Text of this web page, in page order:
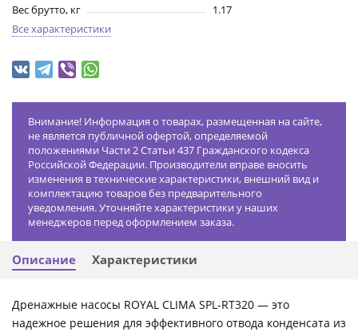
Вес брутто, кг
1.17
Все характеристики
Внимание! Информация о товарах, размещенная на сайте,
не является публичной офертой, определяемой
положениями Части 2 Статьи 437 Гражданского кодекса
Российской Федерации. Производители вправе вносить
изменения в технические характеристики, внешний вид и
комплектацию товаров без предварительного
уведомления. Уточняйте характеристики у наших
менеджеров перед оформлением заказа.
Описание Характеристики
Дренажные насосы ROYAL CLIMA SPL-RT320 — это
надежное решения для эффективного отвода конденсата из